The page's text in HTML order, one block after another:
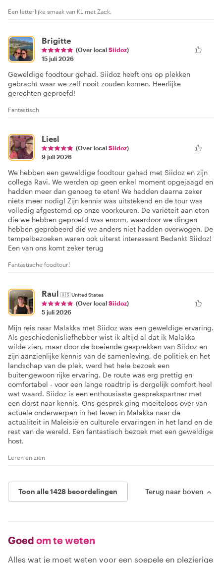
Een letterlijke smaak van KL met Zack.
Brigitte
(Over local Siidoz)
15 juli 2026
Geweldige foodtour gehad. Siidoz heeft ons op plekken
gebracht waar we zelf nooit zouden komen. Heerlijke
gerechten geproefd!
Fantastisch
Liesl
(Over local Siidoz)
9 juli 2026
We hebben een geweldige foodtour gehad met Siidoz en zijn
collega Ravi. We werden op geen enkel moment opgejaagd en
hadden meer dan genoeg te eten! We hadden daarna zeker
niets meer nodig! Zijn kennis was uitstekend en de tour was
volledig afgestemd op onze voorkeuren. De variëteit aan eten
die we hebben geproefd was enorm, waardoor we dingen
hebben geprobeerd die we anders niet hadden overwogen. De
tempelbezoeken waren ook uiterst interessant Bedankt Siidoz!
Een van ons komt zeker terug
Fantastische foodtour!
Raul 🇺🇸United States
(Over local Siidoz)
5 juli 2026
Mijn reis naar Malakka met Siidoz was een geweldige ervaring.
Als geschiedenisliefhebber wist ik altijd al dat ik Malakka
wilde zien, maar door de boeiende gesprekken van Siidoz en
zijn aanzienlijke kennis van de samenleving, de politiek en het
landschap van de plek, werd het hele bezoek een
buitengewoon rijke ervaring. De route was erg prettig en
comfortabel - voor een lange roadtrip is dergelijk comfort heel
wat waard. Siidoz is een enthousiaste gesprekspartner met
een dorst naar kennis. Ons gesprek ging moeiteloos over van
actuele onderwerpen in het leven in Malakka naar de
actualiteit in Maleisië en culturele ervaringen in het land en de
rest van de wereld. Een fantastisch bezoek met een geweldige
host.
Leren en zien
Toon alle 1428 beoordelingen Terug naar boven
Goed om te weten
Alles wat je moet weten voor een soepele en plezierige